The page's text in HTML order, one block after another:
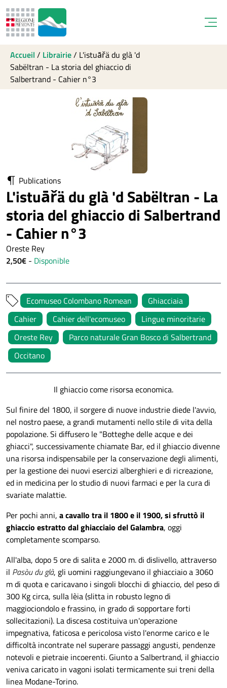
Accueil / Librairie/ L'istuāřä du glà 'd
Sabëltran - La storia del ghiaccio di
Salbertrand - Cahier n°3
Publications
L'istuāřä du glà 'd Sabëltran - La
storia del ghiaccio di Salbertrand
- Cahier n°3
Oreste Rey
2,50€ - Disponible
Ecomuseo Colombano Romean
Ghiacciaia
Cahier
Cahier dell'ecomuseo
Lingue minoritarie
Oreste Rey
Parco naturale Gran Bosco di Salbertrand
Occitano
Il ghiaccio come risorsa economica.
Sul finire del 1800, il sorgere di nuove industrie diede l'avvio,
nel nostro paese, a grandi mutamenti nello stile di vita della
popolazione. Si diffusero le "Botteghe delle acque e dei
ghiacci", successivamente chiamate Bar, ed il ghiaccio divenne
una risorsa indispensabile per la conservazione degli alimenti,
per la gestione dei nuovi esercizi alberghieri e di ricreazione,
ed in medicina per lo studio di nuovi farmaci e per la cura di
svariate malattie.
Per pochi anni, a cavallo tra il 1800 e il 1900, si sfruttò il
ghiaccio estratto dal ghiacciaio del Galambra, oggi
completamente scomparso.
All'alba, dopo 5 ore di salita e 2000 m. di dislivello, attraverso
il Pasòu du glà, gli uomini raggiungevano il ghiacciaio a 3060
m di quota e caricavano i singoli blocchi di ghiaccio, del peso di
300 Kg circa, sulla lèia (slitta in robusto legno di
maggiociondolo e frassino, in grado di sopportare forti
sollecitazioni). La discesa costituiva un'operazione
impegnativa, faticosa e pericolosa visto l'enorme carico e le
difficoltà incontrate nel superare passaggi angusti, pendenze
notevoli e pietraie incoerenti. Giunto a Salbertrand, il ghiaccio
veniva caricato in vagoni isolati termicamente sui treni della
linea Modane-Torino.